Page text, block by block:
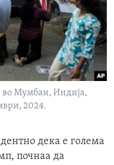
во Мумбаи, Индија,
2024.
дека е голема
почнаа да